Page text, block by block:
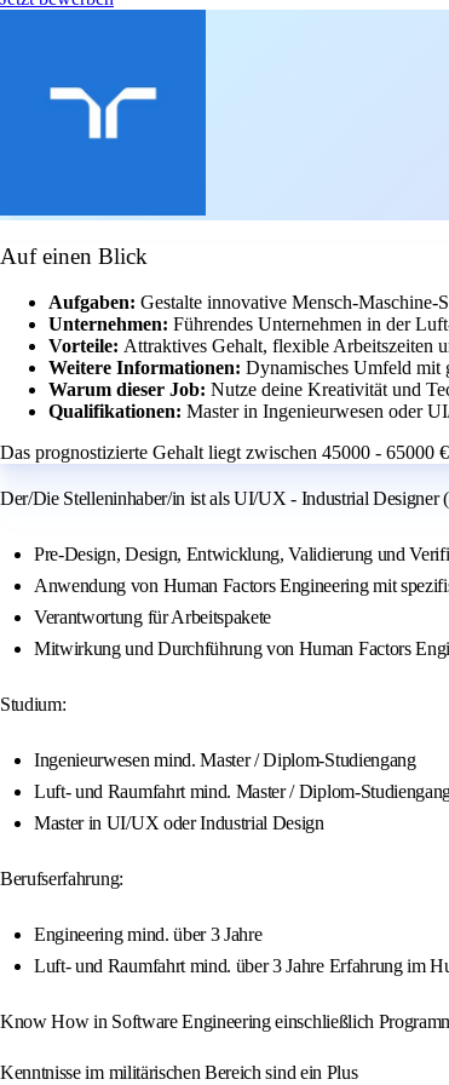
Auf einen Blick
Aufgaben: Gestalte innovative Mensch-Maschine-
Unternehmen: Führendes Unternehmen in der
Vorteile: Attraktives Gehalt, flexible Arbeitszeiten
Weitere Informationen: Dynamisches Umfeld mit
Warum dieser Job: Nutze deine Kreativität und
Qualifikationen: Master in Ingenieurwesen oder
Das prognostizierte Gehalt liegt zwischen 45000 - 65000
Der/Die Stelleninhaber/in ist als UI/UX - Industrial Designer
Pre-Design, Design, Entwicklung, Validierung und
Anwendung von Human Factors Engineering mit
Verantwortung für Arbeitspakete
Mitwirkung und Durchführung von Human Factors
Studium:
Ingenieurwesen mind. Master / Diplom-Studiengang
Luft- und Raumfahrt mind. Master / Diplom-
Master in UI/UX oder Industrial Design
Berufserfahrung:
Engineering mind. über 3 Jahre
Luft- und Raumfahrt mind. über 3 Jahre Erfahrung im
Know How in Software Engineering einschließlich
Kenntnisse im militärischen Bereich sind ein Plus